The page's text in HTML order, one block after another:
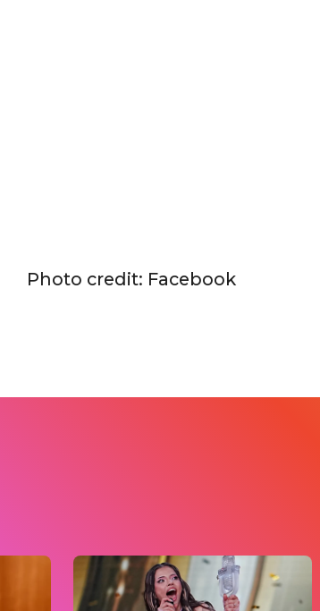
Photo credit: Facebook